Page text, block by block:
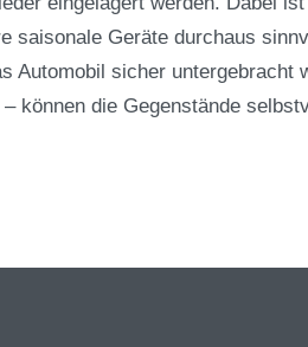
saisonale Geräte durchaus
Automobil sicher untergebracht
können die Gegenstände